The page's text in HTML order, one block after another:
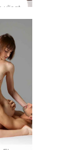
vliegt